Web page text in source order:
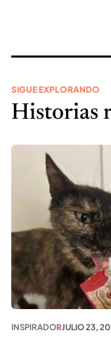
SIGUE EXPLORANDO
Historias
INSPIRADORJULIO 23,